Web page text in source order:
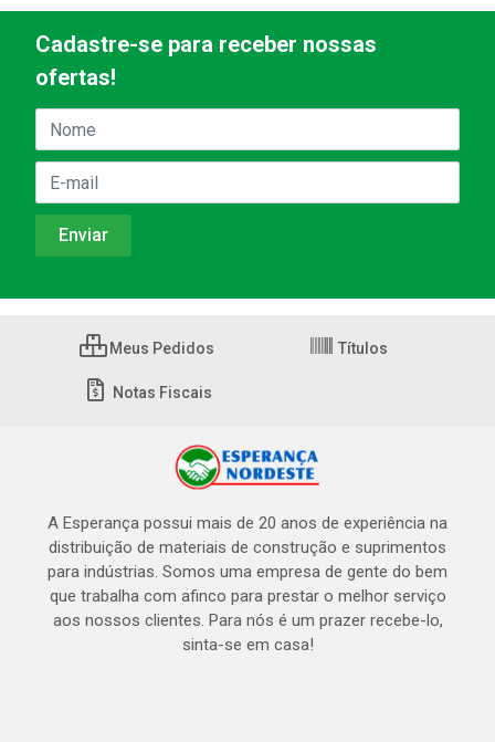
Cadastre-se para receber nossas
ofertas!
Meus Pedidos Títulos
Notas Fiscais
A Esperança possui mais de 20 anos de experiência na
distribuição de materiais de construção e suprimentos
para indústrias. Somos uma empresa de gente do bem
que trabalha com afinco para prestar o melhor serviço
aos nossos clientes. Para nós é um prazer recebe-lo,
sinta-se em casa!